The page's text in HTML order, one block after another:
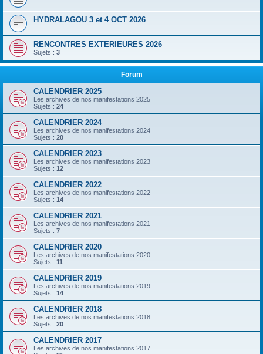
HYDRALAGOU 3 et 4 OCT 2026
RENCONTRES EXTERIEURES 2026
Sujets : 3
Forum
CALENDRIER 2025
Les archives de nos manifestations 2025
Sujets : 24
CALENDRIER 2024
Les archives de nos manifestations 2024
Sujets : 20
CALENDRIER 2023
Les archives de nos manifestations 2023
Sujets : 12
CALENDRIER 2022
Les archives de nos manifestations 2022
Sujets : 14
CALENDRIER 2021
Les archives de nos manifestations 2021
Sujets : 7
CALENDRIER 2020
Les archives de nos manifestations 2020
Sujets : 11
CALENDRIER 2019
Les archives de nos manifestations 2019
Sujets : 14
CALENDRIER 2018
Les archives de nos manifestations 2018
Sujets : 20
CALENDRIER 2017
Les archives de nos manifestations 2017